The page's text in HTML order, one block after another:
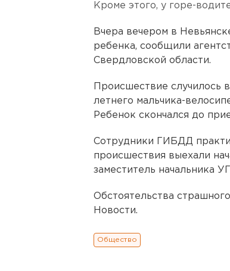
Кроме этого, у горе-
Вчера вечером в
ребенка, сообщили
Свердловской области.
Происшествие случилось
летнего мальчика-
Ребенок скончался до
Сотрудники ГИБДД
происшествия выехали
заместитель начальника
Обстоятельства
Новости.
Общество